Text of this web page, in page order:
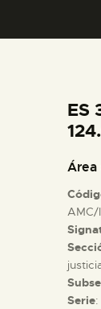
ES
Área
AMC/
Serie